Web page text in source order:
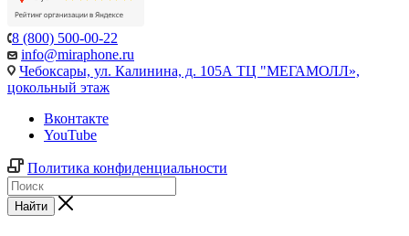
8 (800) 500-00-22
info@miraphone.ru
Чебоксары, ул. Калинина, д. 105А ТЦ "МЕГАМОЛЛ»,
цокольный этаж
Вконтакте
YouTube
Политика конфиденциальности
Найти